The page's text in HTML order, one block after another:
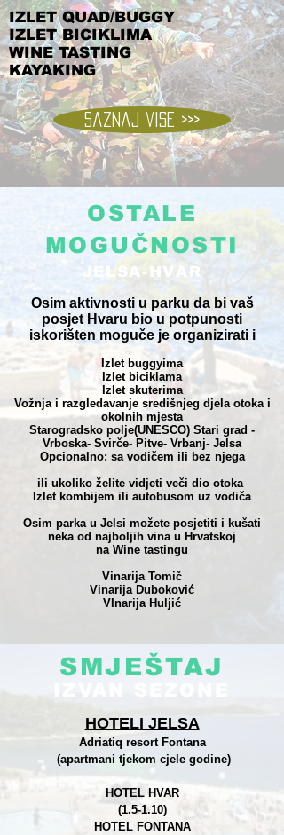
IZLET QUAD/BUGGY
IZLET BICIKLIMA
WINE TASTING
KAYAKING
Saznaj vise >>>
OSTALE
MOGUČNOSTI
JELSA-HVAR
Osim aktivnosti u parku da bi vaš
posjet Hvaru bio u potpunosti
iskorišten moguče je organizirati i
Izlet buggyima
Izlet biciklama
Izlet skuterima
Vožnja i razgledavanje središnjeg djela otoka i
okolnih mjesta
Starogradsko polje(UNESCO) Stari grad -
Vrboska- Svirče- Pitve- Vrbanj- Jelsa
Opcionalno: sa vodičem ili bez njega
ili ukoliko želite vidjeti veči dio otoka
Izlet kombijem ili autobusom uz vodiča
Osim parka u Jelsi možete posjetiti i kušati
neka od najboljih vina u Hrvatskoj
na Wine tastingu
Vinarija Tomič
Vinarija Duboković
VInarija Huljić
SMJEŠTAJ
HOTELI JELSA
Adriatiq resort Fontana
(apartmani tjekom cjele godine)
HOTEL HVAR
(1.5-1.10)
HOTEL FONTANA